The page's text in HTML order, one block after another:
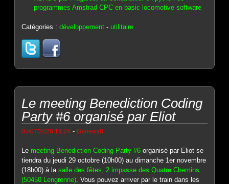
programmes Amstrad CPC en basic locomotive software
Catégories :développement -utilitaire
Le meeting Benediction Coding
Party #6 organisé par Eliot
07/07/2026 19:24 -Genesis8
Le meeting Benediction Coding Party #6 organisé par Eliot se
tiendra du jeudi 29 octobre (10h00) au dimanche 1er novembre
(18h00) à lasalle des fêtes, 2 impasse des Quatre Chemins
(50450 Lengronne) . Vous pouvez arriver par le train dans les